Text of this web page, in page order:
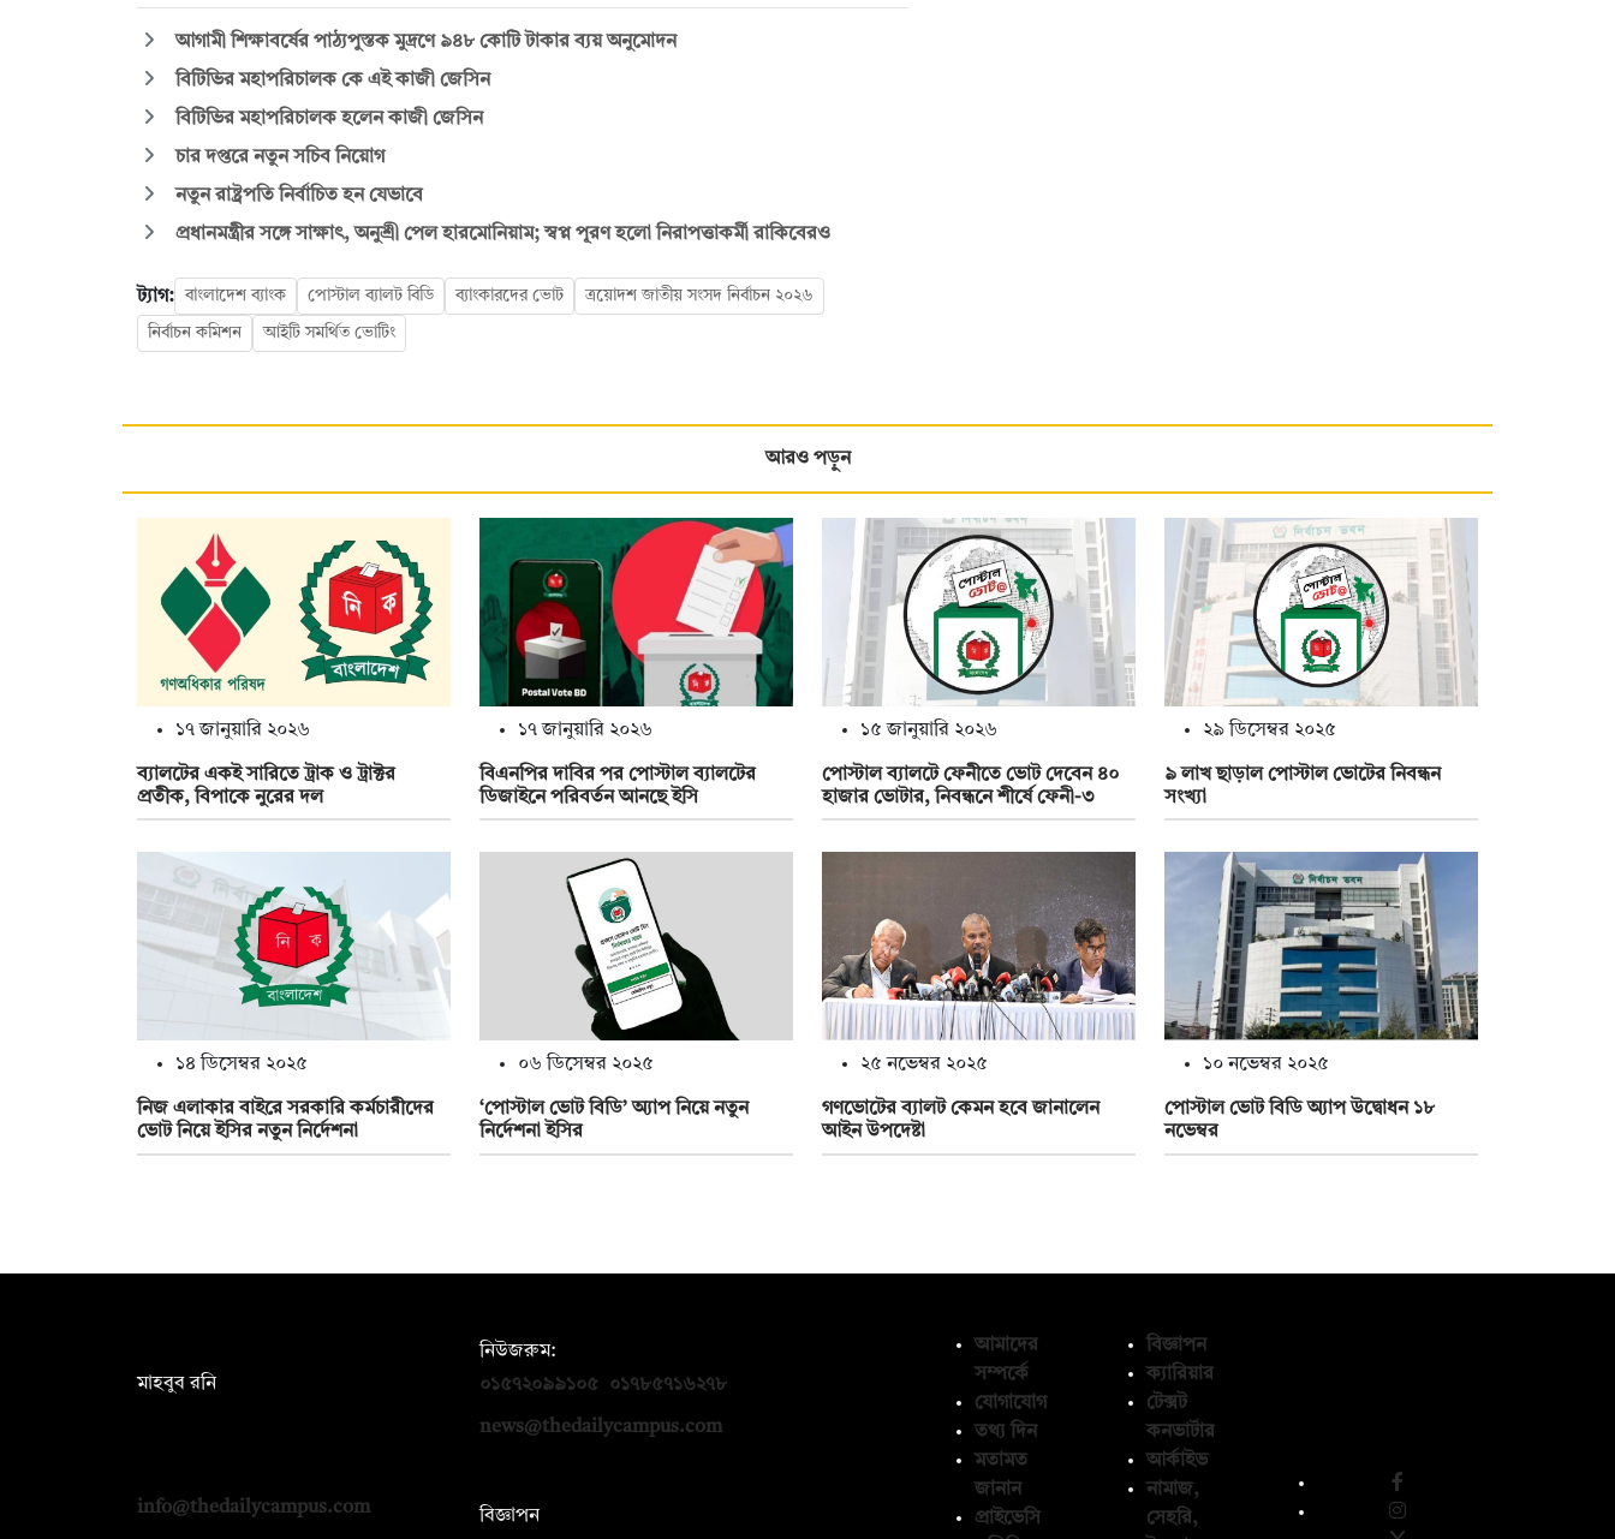
আগামী শিক্ষাবর্ষের পাঠ্যপুস্তক মুদ্রণে ৯৪৮ কোটি টাকার ব্যয় অনুমোদন
বিটিভির মহাপরিচালক কে এই কাজী জেসিন
বিটিভির মহাপরিচালক হলেন কাজী জেসিন
চার দপ্তরে নতুন সচিব নিয়োগ
নতুন রাষ্ট্রপতি নির্বাচিত হন যেভাবে
প্রধানমন্ত্রীর সঙ্গে সাক্ষাৎ, অনুশ্রী পেল হারমোনিয়াম; স্বপ্ন পূরণ হলো নিরাপত্তাকর্মী রাকিবেরও
ট্যাগ: বাংলাদেশ ব্যাংক পোস্টাল ব্যালট বিডি ব্যাংকারদের ভোট ত্রয়োদশ জাতীয় সংসদ নির্বাচন ২০২৬
নির্বাচন কমিশন আইটি সমর্থিত ভোটিং
আরও পড়ুন
১৭ জানুয়ারি ২০২৬
ব্যালটের একই সারিতে ট্রাক ও ট্রাক্টর
প্রতীক, বিপাকে নুরের দল
১৭ জানুয়ারি ২০২৬
বিএনপির দাবির পর পোস্টাল ব্যালটের
ডিজাইনে পরিবর্তন আনছে ইসি
১৫ জানুয়ারি ২০২৬
পোস্টাল ব্যালটে ফেনীতে ভোট দেবেন ৪০
হাজার ভোটার, নিবন্ধনে শীর্ষে ফেনী-৩
২৯ ডিসেম্বর ২০২৫
৯ লাখ ছাড়াল পোস্টাল ভোটের নিবন্ধন
সংখ্যা
১৪ ডিসেম্বর ২০২৫
নিজ এলাকার বাইরে সরকারি কর্মচারীদের
ভোট নিয়ে ইসির নতুন নির্দেশনা
০৬ ডিসেম্বর ২০২৫
‘পোস্টাল ভোট বিডি’ অ্যাপ নিয়ে নতুন
নির্দেশনা ইসির
২৫ নভেম্বর ২০২৫
গণভোটের ব্যালট কেমন হবে জানালেন
আইন উপদেষ্টা
১০ নভেম্বর ২০২৫
পোস্টাল ভোট বিডি অ্যাপ উদ্বোধন ১৮
নভেম্বর
মাহবুব রনি
info@thedailycampus.com
নিউজরুম:
০১৫৭২০৯৯১০৫
০১৭৮৫৭১৬২৭৮
news@thedailycampus.com
বিজ্ঞাপন
আমাদের
সম্পর্কে
যোগাযোগ
তথ্য দিন
মতামত
জানান
প্রাইভেসি
বিজ্ঞাপন
ক্যারিয়ার
টেক্সট
কনভার্টার
আর্কাইভ
নামাজ,
সেহরি,